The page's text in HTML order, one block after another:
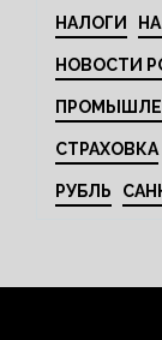
НАЛОГИ
НОВОСТИ
СТРАХОВКА
РУБЛЬ